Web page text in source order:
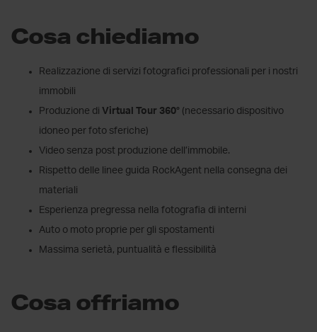
Cosa chiediamo
Realizzazione di servizi fotografici professionali per i nostri
immobili
Produzione di Virtual Tour 360° (necessario dispositivo
idoneo per foto sferiche)
Video senza post produzione dell’immobile.
Rispetto delle linee guida RockAgent nella consegna dei
materiali
Esperienza pregressa nella fotografia di interni
Auto o moto proprie per gli spostamenti
Massima serietà, puntualità e flessibilità
Cosa offriamo